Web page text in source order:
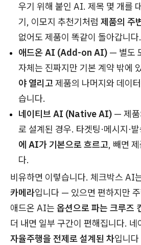
우기 위해 붙인 AI. 제목 몇 개를
기, 이모지 추천기처럼 제품의 주
없어도 제품이 똑같이 돌아갑니다.
애드온 AI (Add-on AI) — 별도
자체는 진짜지만 기본 계약 밖에
야 열리고제품의 나머지와 데이
습니다.
네이티브 AI (Native AI) — 제품
로 설계된 경우. 타겟팅·메시지·
에 AI가 기본으로 흐르고, 빼면
다.
비유하면 이렇습니다. 체크박스 AI
카메라입니다 — 있으면 편하지만
애드온 AI는 옵션으로 파는 크루즈
더 내면 일부 구간이 편해집니다.
자율주행을 전제로 설계된 차입니